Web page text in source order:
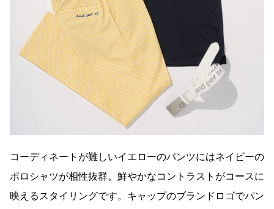
コーディネートが難しいイエローのパンツにはネイビーの
ポロシャツが相性抜群。鮮やかなコントラストがコースに
映えるスタイリングです。キャップのブランドロゴでパン